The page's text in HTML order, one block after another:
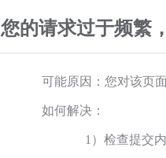
您的请求过于频繁
可能原因：您对该页
如何解决：
1）检查提交